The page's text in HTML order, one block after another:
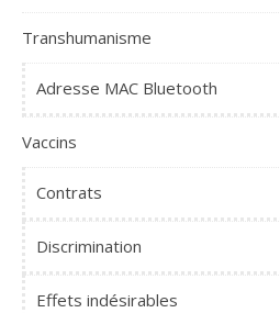
Transhumanisme
Adresse MAC Bluetooth
Vaccins
Contrats
Discrimination
Effets indésirables